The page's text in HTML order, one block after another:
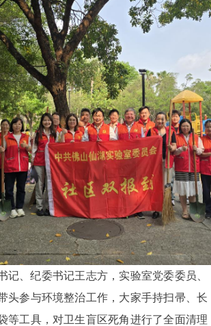
记、纪委书记王志方，实验室党委委员、
头参与环境整治工作，大家手持扫帚、长
等工具，对卫生盲区死角进行了全面清理